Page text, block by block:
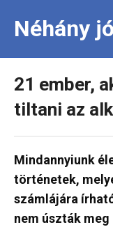
Néhány
21 ember,
tiltani az
Mindannyiunk
történetek,
számlájára
nem úszták